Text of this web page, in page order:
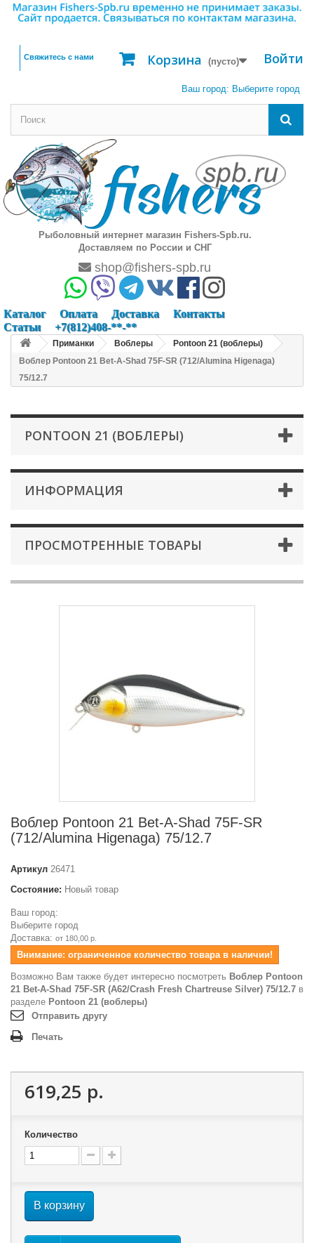
Войти
Корзина (пусто)
Свяжитесь с нами
Ваш город: Выберите город
Рыболовный интернет магазин Fishers-Spb.ru.
Доставляем по России и СНГ
shop@fishers-spb.ru
Каталог Оплата Доставка
Контакты
Статьи
+7(812)408-**-**
Приманки Воблеры
Pontoon 21 (воблеры)
Воблер Pontoon 21 Bet-A-Shad 75F-SR (712/Alumina Higenaga)
75/12.7
PONTOON 21 (ВОБЛЕРЫ)
ИНФОРМАЦИЯ
ПРОСМОТРЕННЫЕ ТОВАРЫ
Воблер Pontoon 21 Bet-A-Shad 75F-SR
(712/Alumina Higenaga) 75/12.7
Артикул 26471
Состояние: Новый товар
Ваш город:
Выберите город
Доставка: от 180,00 р.
Внимание: ограниченное количество товара в наличии!
Возможно Вам также будет интересно посмотреть Воблер Pontoon
21 Bet-A-Shad 75F-SR (A62/Crash Fresh Chartreuse Silver) 75/12.7 в
разделе Pontoon 21 (воблеры)
Отправить другу
Печать
619,25 р.
Количество
В корзину